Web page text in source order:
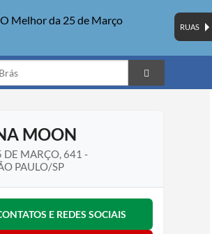
RUAS
MOON
DE MARÇO, 641 -
PAULO/SP
E REDES SOCIAIS